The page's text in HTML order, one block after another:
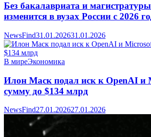
Без бакалавриата и
изменится в вузах России с 2026
NewsFind31.01.202631.01.2026
В миреЭкономика
Илон Маск подал иск к OpenAI и
сумму до $134 млрд
NewsFind27.01.202627.01.2026